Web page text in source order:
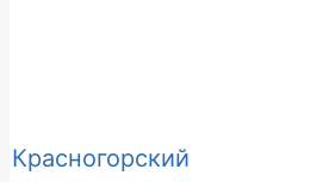
Красногорский